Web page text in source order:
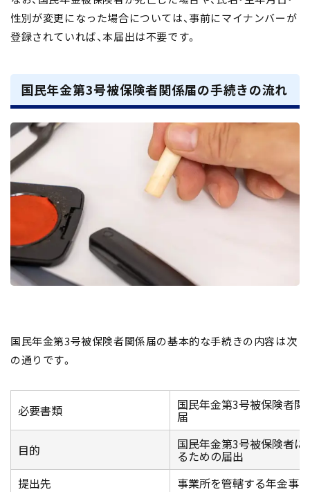
性別が変更になった場合については、事前にマイナンバーが
登録されていれば、本届出は不要です。
国民年金第3号被保険者関係届の手続きの流れ
国民年金第3号被保険者関係届の基本的な手続きの内容は次
の通りです。
必要書類 国民年金第3号被保険者関
届
目的
国民年金第3号被保険者に
るための届出
提出先
事業所を管轄する年金事